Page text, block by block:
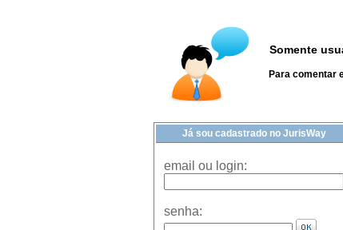
Somente
Para comentar
Já sou cadastrado no JurisWay
email ou login:
senha: